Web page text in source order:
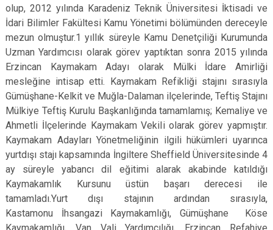
olup, 2012 yılında Karadeniz Teknik Üniversitesi İktisadi ve
İdari Bilimler Fakültesi Kamu Yönetimi bölümünden dereceyle
mezun olmuştur.1 yıllık süreyle Kamu Denetçiliği Kurumunda
Uzman Yardımcısı olarak görev yaptıktan sonra 2015 yılında
Erzincan Kaymakam Adayı olarak Mülki İdare Amirliği
mesleğine intisap etti. Kaymakam Refikliği stajını sırasıyla
Gümüşhane-Kelkit ve Muğla-Dalaman ilçelerinde, Teftiş Stajını
Mülkiye Teftiş Kurulu Başkanlığında tamamlamış; Kemaliye ve
Ahmetli İlçelerinde Kaymakam Vekili olarak görev yapmıştır.
Kaymakam Adayları Yönetmeliğinin ilgili hükümleri uyarınca
yurtdışı stajı kapsamında İngiltere Sheffield Üniversitesinde 4
ay süreyle yabancı dil eğitimi alarak akabinde katıldığı
Kaymakamlık Kursunu üstün başarı derecesi ile
tamamladı.Yurt dışı stajının ardından sırasıyla,
Kastamonu İhsangazi Kaymakamlığı, Gümüşhane Köse